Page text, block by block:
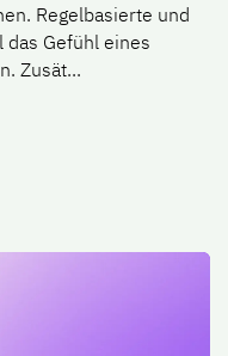
Regelbasierte und
Gefühl eines
Zusät...